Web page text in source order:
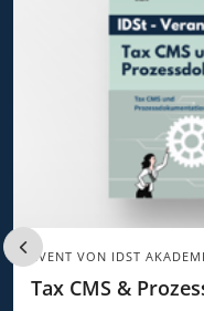
EVENT VON IDST
Tax CMS &